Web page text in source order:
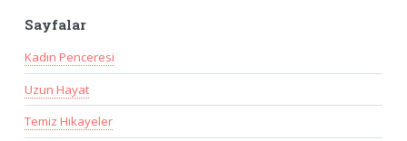
Sayfalar
Kadın Penceresi
Uzun Hayat
Temiz Hikayeler